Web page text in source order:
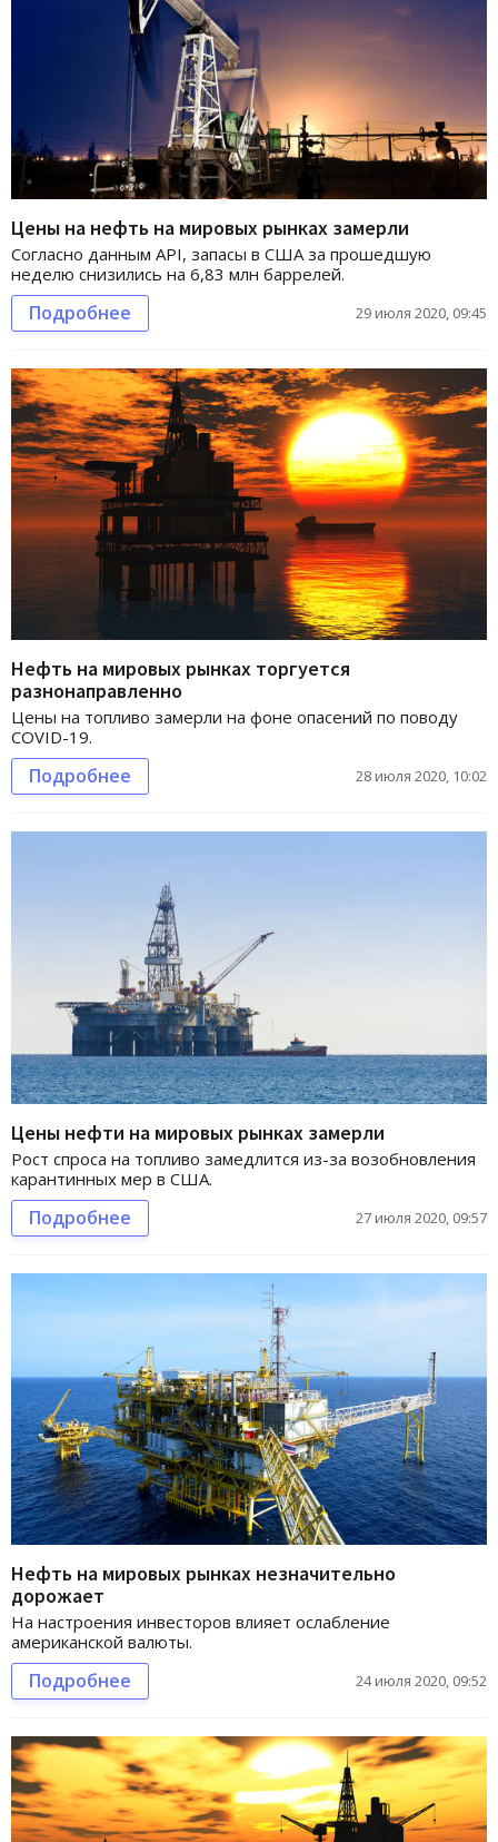
Цены на нефть на мировых рынках замерли
Согласно данным API, запасы в США за прошедшую
неделю снизились на 6,83 млн баррелей.
Подробнее 29 июля 2020, 09:45
Нефть на мировых рынках торгуется
разнонаправленно
Цены на топливо замерли на фоне опасений по поводу
COVID-19.
Подробнее 28 июля 2020, 10:02
Цены нефти на мировых рынках замерли
Рост спроса на топливо замедлится из-за возобновления
карантинных мер в США.
Подробнее 27 июля 2020, 09:57
Нефть на мировых рынках незначительно
дорожает
На настроения инвесторов влияет ослабление
американской валюты.
Подробнее 24 июля 2020, 09:52